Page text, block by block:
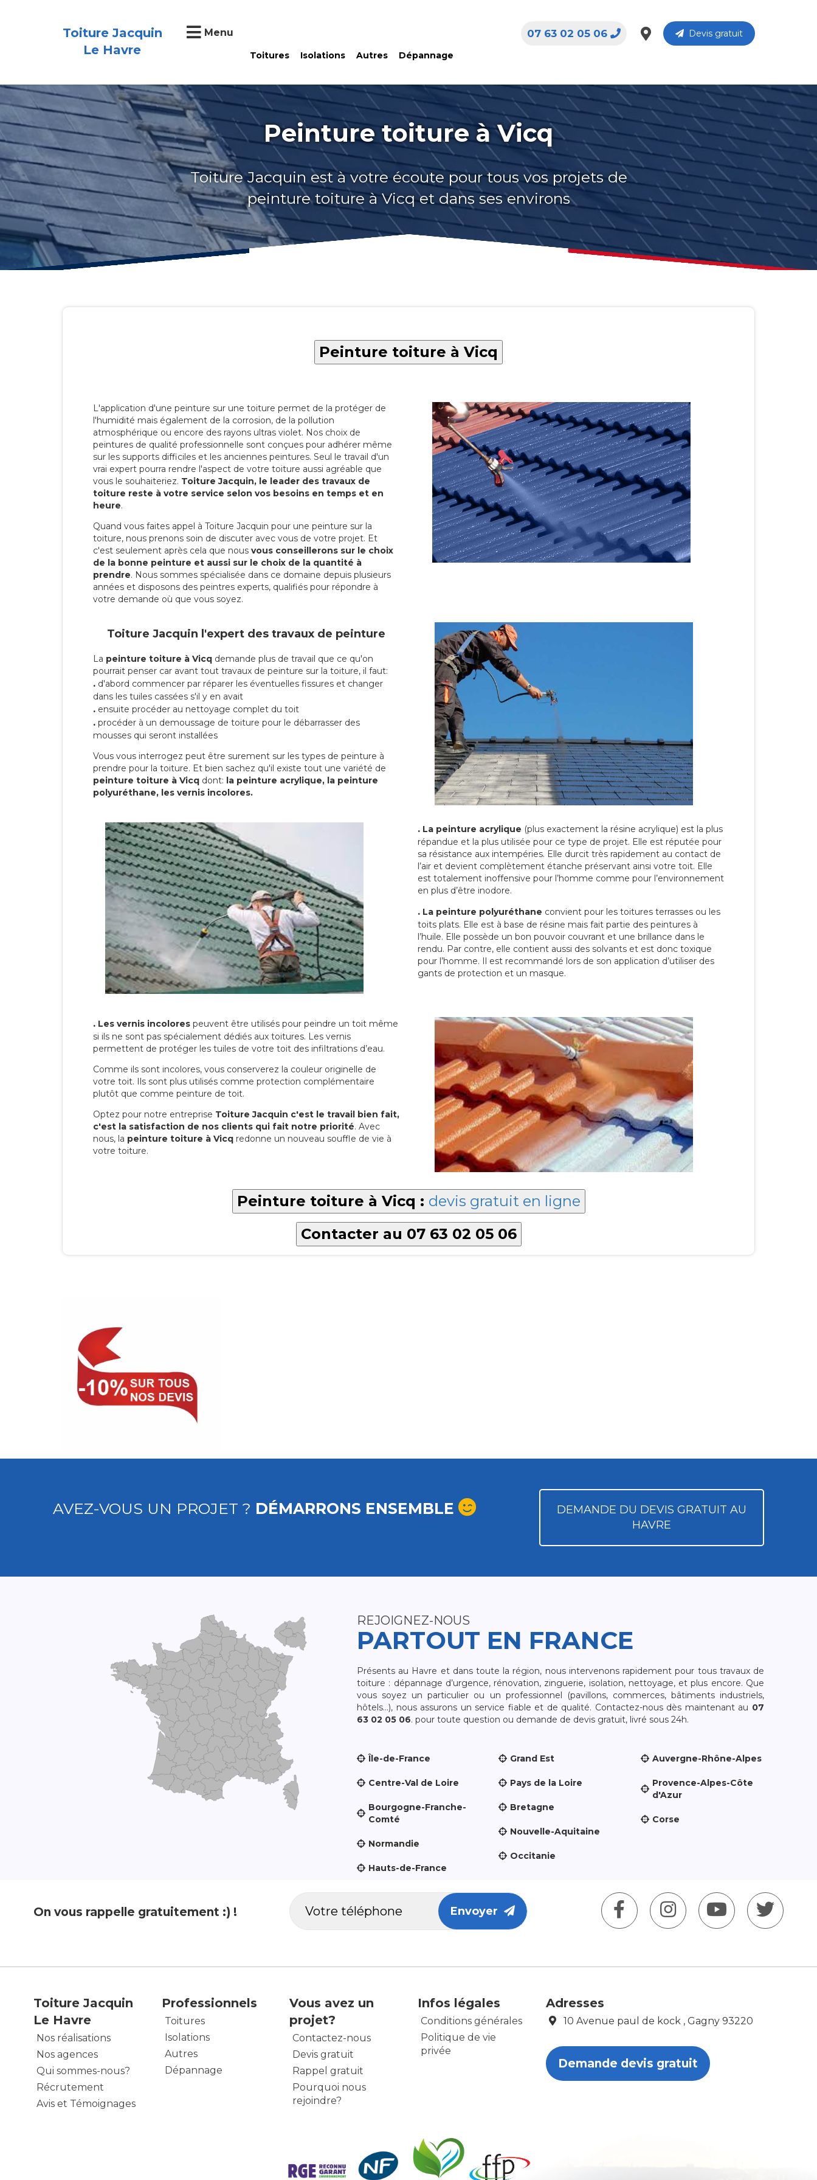
Toiture Jacquin
Le Havre
Menu
Toitures Isolations Autres Dépannage
Devis gratuit
07 63 02 05 06
Peinture toiture à Vicq
Toiture Jacquin est à votre écoute pour tous vos projets de
peinture toiture à Vicq et dans ses environs
Peinture toiture à Vicq
L'application d'une peinture sur une toiture permet de la protéger de
l'humidité mais également de la corrosion, de la pollution
atmosphérique ou encore des rayons ultras violet. Nos choix de
peintures de qualité professionnelle sont conçues pour adhérer même
sur les supports difficiles et les anciennes peintures. Seul le travail d'un
vrai expert pourra rendre l'aspect de votre toiture aussi agréable que
vous le souhaiteriez. Toiture Jacquin, le leader des travaux de
toiture reste à votre service selon vos besoins en temps et en
heure.
Quand vous faites appel à Toiture Jacquin pour une peinture sur la
toiture, nous prenons soin de discuter avec vous de votre projet. Et
c'est seulement après cela que nous vous conseillerons sur le choix
de la bonne peinture et aussi sur le choix de la quantité à
prendre. Nous sommes spécialisée dans ce domaine depuis plusieurs
années et disposons des peintres experts, qualifiés pour répondre à
votre demande où que vous soyez.
Toiture Jacquin l'expert des travaux de peinture
La peinture toiture à Vicq demande plus de travail que ce qu'on
pourrait penser car avant tout travaux de peinture sur la toiture, il faut:
. d'abord commencer par réparer les éventuelles fissures et changer
dans les tuiles cassées s'il y en avait
. ensuite procéder au nettoyage complet du toit
. procéder à un demoussage de toiture pour le débarrasser des
mousses qui seront installées
Vous vous interrogez peut être surement sur les types de peinture à
prendre pour la toiture. Et bien sachez qu'il existe tout une variété de
peinture toiture à Vicq dont: la peinture acrylique, la peinture
polyuréthane, les vernis incolores.
. La peinture acrylique (plus exactement la résine acrylique) est la plus
répandue et la plus utilisée pour ce type de projet. Elle est réputée pour
sa résistance aux intempéries. Elle durcit très rapidement au contact de
l’air et devient complètement étanche préservant ainsi votre toit. Elle
est totalement inoffensive pour l’homme comme pour l’environnement
en plus d’être inodore.
. La peinture polyuréthane convient pour les toitures terrasses ou les
toits plats. Elle est à base de résine mais fait partie des peintures à
l’huile. Elle possède un bon pouvoir couvrant et une brillance dans le
rendu. Par contre, elle contient aussi des solvants et est donc toxique
pour l’homme. Il est recommandé lors de son application d’utiliser des
gants de protection et un masque.
. Les vernis incolores peuvent être utilisés pour peindre un toit même
si ils ne sont pas spécialement dédiés aux toitures. Les vernis
permettent de protéger les tuiles de votre toit des infiltrations d’eau.
Comme ils sont incolores, vous conserverez la couleur originelle de
votre toit. Ils sont plus utilisés comme protection complémentaire
plutôt que comme peinture de toit.
Optez pour notre entreprise Toiture Jacquin c'est le travail bien fait,
c'est la satisfaction de nos clients qui fait notre priorité. Avec
nous, la peinture toiture à Vicq redonne un nouveau souffle de vie à
votre toiture.
Peinture toiture à Vicq : devis gratuit en ligne
Contacter au 07 63 02 05 06
AVEZ-VOUS UN PROJET ? DÉMARRONS ENSEMBLE
DEMANDE DU DEVIS GRATUIT AU
HAVRE
REJOIGNEZ-NOUS
PARTOUT EN FRANCE
Présents au Havre et dans toute la région, nous intervenons rapidement pour tous travaux de
toiture : dépannage d’urgence, rénovation, zinguerie, isolation, nettoyage, et plus encore. Que
vous soyez un particulier ou un professionnel (pavillons, commerces, bâtiments industriels,
hôtels…), nous assurons un service fiable et de qualité. Contactez-nous dès maintenant au 07
63 02 05 06. pour toute question ou demande de devis gratuit, livré sous 24h.
Île-de-France
Centre-Val de Loire
Bourgogne-Franche-
Comté
Normandie
Hauts-de-France
Grand Est
Pays de la Loire
Bretagne
Nouvelle-Aquitaine
Occitanie
Auvergne-Rhône-Alpes
Provence-Alpes-Côte
d'Azur
Corse
On vous rappelle gratuitement :) ! Envoyer
Toiture Jacquin
Le Havre
Nos réalisations
Nos agences
Qui sommes-nous?
Récrutement
Avis et Témoignages
Professionnels
Toitures
Isolations
Autres
Dépannage
Vous avez un
projet?
Contactez-nous
Devis gratuit
Rappel gratuit
Pourquoi nous
rejoindre?
Infos légales
Conditions générales
Politique de vie
privée
Adresses
10 Avenue paul de kock , Gagny 93220
Demande devis gratuit